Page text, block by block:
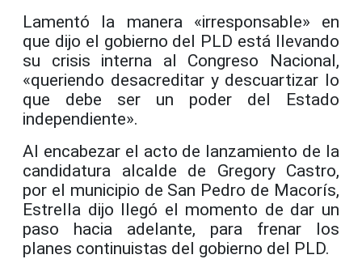
Lamentó la manera «irresponsable» en
que dijo el gobierno del PLD está llevando
su crisis interna al Congreso Nacional,
«queriendo desacreditar y descuartizar lo
que debe ser un poder del Estado
independiente».
Al encabezar el acto de lanzamiento de la
candidatura alcalde de Gregory Castro,
por el municipio de San Pedro de Macorís,
Estrella dijo llegó el momento de dar un
paso hacia adelante, para frenar los
planes continuistas del gobierno del PLD.